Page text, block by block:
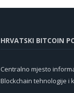
HRVATSKI BITCOIN
Centralno mjesto
Blockchain tehnologije i